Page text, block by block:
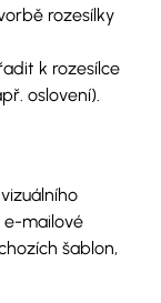
rozesílky
k rozesílce
oslovení).
e-mailové
šablon,